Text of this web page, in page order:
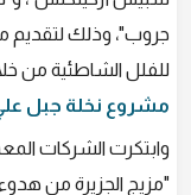
للفلل الشاطئية من
مشروع نخلة جبل
"مزيج الجزيرة من